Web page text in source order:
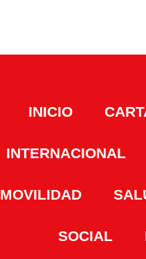
INICIO
INTERNACIONAL
MOVILIDAD
SOCIAL